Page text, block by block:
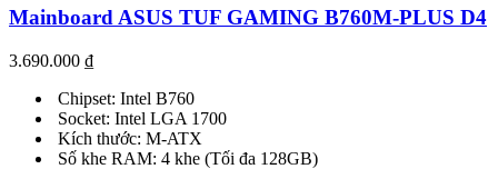
Mainboard ASUS TUF GAMING B760M-PLUS D4
3.690.000 ₫
Chipset: Intel B760
Socket: Intel LGA 1700
Kích thước: M-ATX
Số khe RAM: 4 khe (Tối đa 128GB)